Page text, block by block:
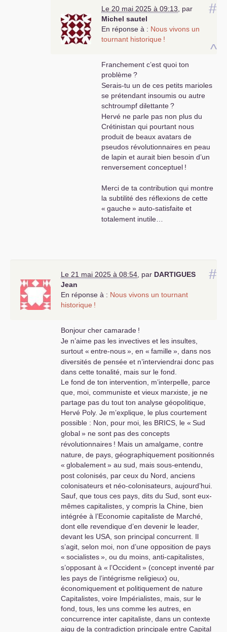
« Commune de
Paris »?
Notre militantisme n’a
presque plus d’écho
recrutement de jeunes
et nous ne voyons pas
à l’horizon une
mobilisation populaire
comme en 68 avec les
étudiants. Les gilets
jaunes , les manifs
pour la retraite ainsi
que les manifs des
agriculteurs n’ont
les français
soutenaient ces
mouvements à plus de
70%. Les médias aux
de contestation, que ce
soit pour Gaza, la
capitalisme. Nous
vivons des heures
sombres avec des
risques de guerre civile
même en Europe. Les
communistes doivent
alerter les peuples des
dangers qui rôdent
autour de nous , même
en France avec
l’islamophobie à la Une
de tous les médias.
L’histoire est cruelle
pour les pauvres gens
qui subissent cette
politique capitaliste
sans se rendre compte
que les nazis au
pouvoir c’est la guerre,
la fin des avantages
sociaux, le racisme etc
..en un mot
l’inhumanité comme à
Gaza ...
Anxiogène la situation
actuelle , c’est évident.
Alors j’espère que
nous sortirons de ce
tunnel noir au plus vite
#
^
Le 20 mai 2025 à 09:13
par
Michel sautel
En réponse à : Nous vivons un
tournant historique !
Franchement c’est quoi ton
problème?
Serais-tu un de ces petits marioles
se prétendant insoumis ou autre
schtroumpf dilettante?
Hervé ne parle pas non plus du
Crétinistan qui pourtant nous
produit de beaux avatars de
pseudos révolutionnaires en peau
de lapin et aurait bien besoin d’un
renversement conceptuel !
Merci de ta contribution qui montre
la subtilité des réflexions de cette
« gauche» auto-satisfaite et
totalement inutile…
#
Le 21 mai 2025 à 08:54 par DARTIGUES
Jean
En réponse à : Nous vivons un tournant
historique !
Bonjour cher camarade !
Je n’aime pas les invectives et les insultes,
surtout « entre-nous», en « famille», dans nos
diversités de pensée et n’interviendrai donc pas
dans cette tonalité, mais sur le fond.
Le fond de ton intervention, m’interpelle, parce
que, moi, communiste et vieux marxiste, je ne
partage pas du tout ton analyse géopolitique,
Hervé Poly. Je m’explique, le plus courtement
possible : Non, pour moi, les BRICS , le « Sud
global» ne sont pas des concepts
révolutionnaires ! Mais un amalgame, contre
nature, de pays, géographiquement positionnés
« globalement» au sud, mais sous-entendu,
post colonisés, par ceux du Nord, anciens
colonisateurs et néo-colonisateurs, aujourd’hui.
Sauf, que tous ces pays, dits du Sud, sont eux-
mêmes capitalistes, y compris la Chine, bien
intégrée à l’Economie capitaliste de Marché,
dont elle revendique d’en devenir le leader,
devant les USA , son principal concurrent. Il
s’agit, selon moi, non d’une opposition de pays
« socialistes», ou du moins, anti-capitalistes,
s’opposant à « l’Occident» (concept inventé par
les pays de l’intégrisme religieux) ou,
économiquement et politiquement de nature
Capitalistes, voire Impérialistes, mais, sur le
fond, tous, les uns comme les autres, en
concurrence inter capitaliste, dans un contexte
aigu de la contradiction principale entre Capital